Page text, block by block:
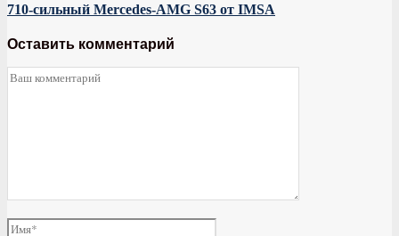
710-сильный Mercedes-AMG S63 от IMSA
Оставить комментарий